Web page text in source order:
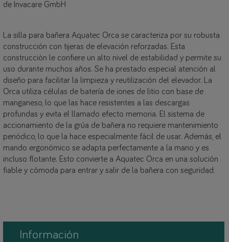
de Invacare GmbH
La silla para bañera Aquatec Orca se caracteriza por su robusta
construcción con tijeras de elevación reforzadas. Esta
construcción le confiere un alto nivel de estabilidad y permite su
uso durante muchos años. Se ha prestado especial atención al
diseño para facilitar la limpieza y reutilización del elevador. La
Orca utiliza células de batería de iones de litio con base de
manganeso, lo que las hace resistentes a las descargas
profundas y evita el llamado efecto memoria. El sistema de
accionamiento de la grúa de bañera no requiere mantenimiento
periódico, lo que la hace especialmente fácil de usar. Además, el
mando ergonómico se adapta perfectamente a la mano y es
incluso flotante. Esto convierte a Aquatec Orca en una solución
fiable y cómoda para entrar y salir de la bañera con seguridad.
Información